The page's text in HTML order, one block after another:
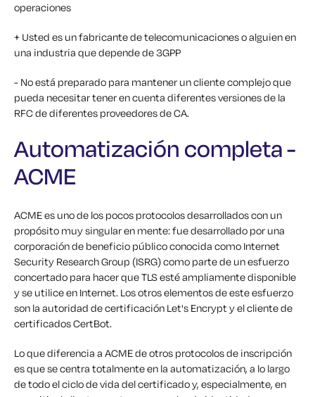
operaciones
+ Usted es un fabricante de telecomunicaciones o alguien en
una industria que depende de 3GPP
- No está preparado para mantener un cliente complejo que
pueda necesitar tener en cuenta diferentes versiones de la
RFC de diferentes proveedores de CA.
Automatización completa -
ACME
ACME es uno de los pocos protocolos desarrollados con un
propósito muy singular en mente: fue desarrollado por una
corporación de beneficio público conocida como Internet
Security Research Group (ISRG) como parte de un esfuerzo
concertado para hacer que TLS esté ampliamente disponible
y se utilice en Internet. Los otros elementos de este esfuerzo
son la autoridad de certificación Let's Encrypt y el cliente de
certificados CertBot.
Lo que diferencia a ACME de otros protocolos de inscripción
es que se centra totalmente en la automatización, a lo largo
de todo el ciclo de vida del certificado y, especialmente, en